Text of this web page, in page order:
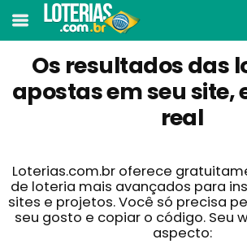
Os resultados das
apostas em seu site,
real
Loterias.com.br oferece
de loteria mais avançados para
sites e projetos. Você só precisa
seu gosto e copiar o código. Seu
aspecto: